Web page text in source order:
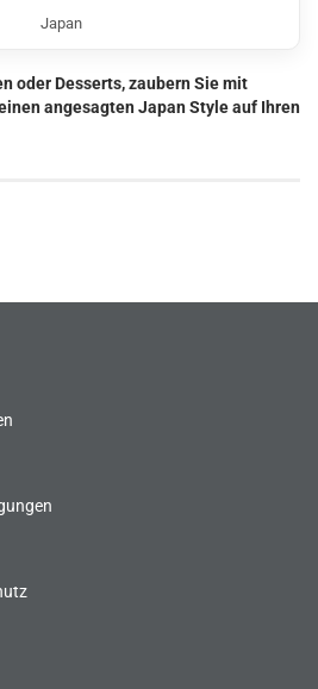
Japan
oder Desserts, zaubern Sie mit
angesagten Japan Style auf Ihren